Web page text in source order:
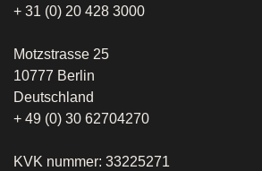
+ 31 (0) 20 428 3000
Motzstrasse 25
10777 Berlin
Deutschland
+ 49 (0) 30 62704270
KVK nummer: 33225271